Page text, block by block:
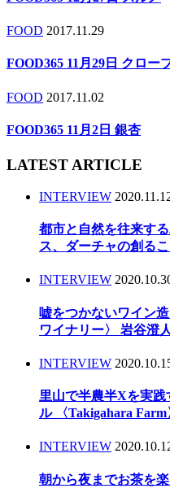
FOOD 2017.11.29
FOOD365 11月29日 クロー
FOOD 2017.11.02
FOOD365 11月2日 銀杏
LATEST ARTICLE
INTERVIEW
都市と自然を往来す
ス、ダーチャの創る
INTERVIEW
嘘をつかないワイン
ワイナリー〉 岩谷澄
INTERVIEW
里山で半農半Xを実
ル 〈Takigahara
INTERVIEW
朝から夜までお茶を